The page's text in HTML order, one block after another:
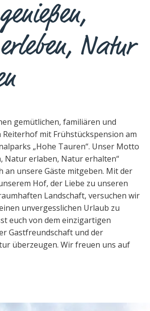
Natur
gemütlichen, familiären und
mit Frühstückspension am
„Hohe Tauren“. Unser Motto
Natur erlaben, Natur erhalten“
an unsere Gäste mitgeben. Mit der
Hof, der Liebe zu unseren
Landschaft, versuchen wir
unvergesslichen Urlaub zu
euch von dem einzigartigen
Gastfreundschaft und der
überzeugen. Wir freuen uns auf